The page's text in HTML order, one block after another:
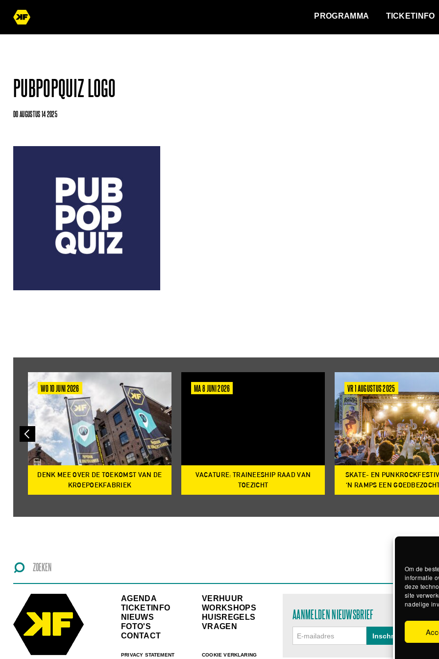
Om de
informatie
deze
site
nadelige
PROGRAMMA TICKETINFO
PUBPOPQUIZ LOGO
DO AUGUSTUS 14 2025
WO 10 JUNI 2026
DENK MEE OVER DE TOEKOMST VAN DE
KROEPOEKFABRIEK
MA 8 JUNI 2026
VACATURE: TRAINEESHIP RAAD VAN
TOEZICHT
VR 1 AUGUSTUS 2025
SKATE- EN
‘N RAMPS EEN
AGENDA
TICKETINFO
NIEUWS
FOTO'S
CONTACT
PRIVACY STATEMENT
VERHUUR
WORKSHOPS
HUISREGELS
VRAGEN
COOKIE VERKLARING
AANMELDEN NIEUWSBRIEF